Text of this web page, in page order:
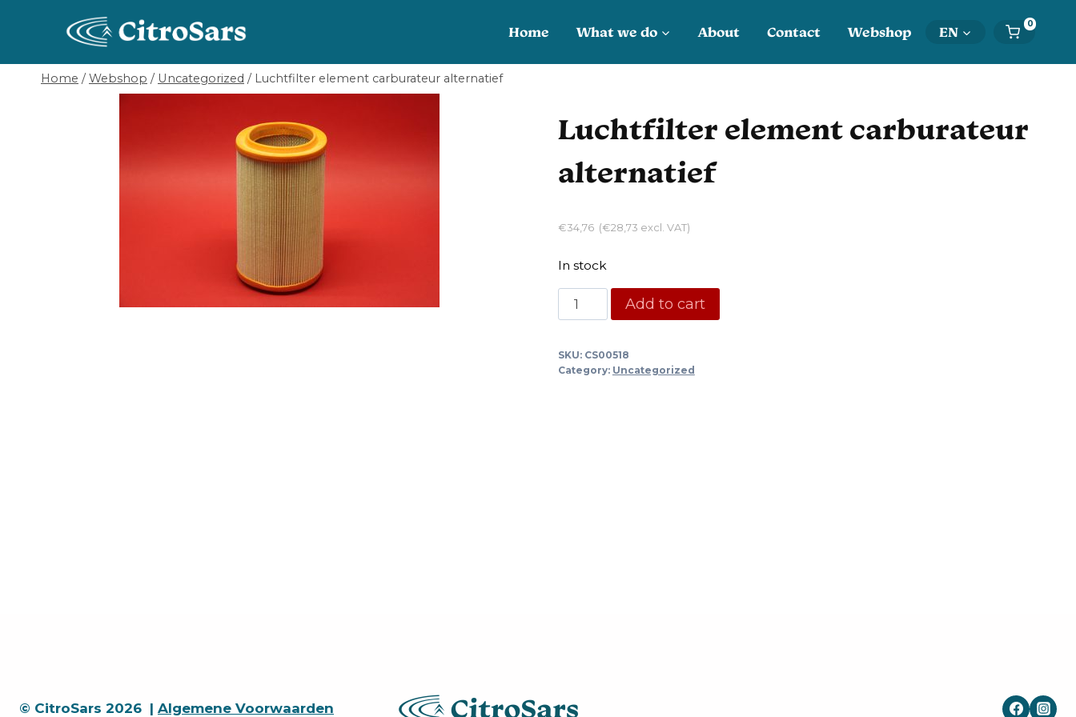
Home What we do About Contact Webshop EN 0
Home / Webshop / Uncategorized / Luchtfilter element carburateur alternatief
Luchtfilter element carburateur
alternatief
€34,76 (€28,73 excl. VAT)
In stock
Luchtfilter
element
alternatief
Add to cart
SKU: CS00518
Category: Uncategorized
© CitroSars 2026 | Algemene Voorwaarden